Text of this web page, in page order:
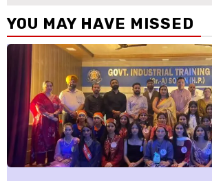
YOU MAY HAVE MISSED